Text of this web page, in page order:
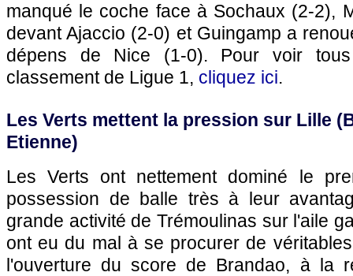
manqué le coche face à Sochaux (2-2),
devantAjaccio (2-0) et Guingamp a
dépens de Nice (1-0). Pour voir
classement de Ligue 1, cliquez ici.
Les Verts mettent la pression sur Lille (
Etienne)
Les Verts ont nettement dominé le
possession de balle très à leur
grande activité de Trémoulinas sur l'aile
ont eu du mal à se procurer de
l'ouverture du score de Brandao, à la